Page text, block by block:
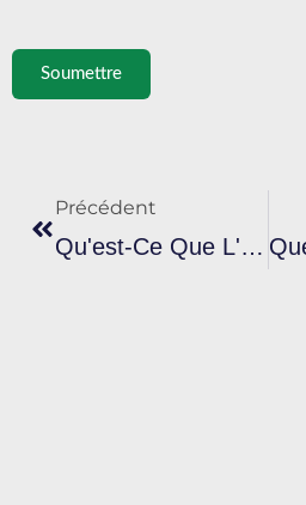
Soumettre
Précédent
Qu'est-Ce Que L'encre De Sérigraphie Plastisol Réfléchissante Et Comment Fonctionne-T-Elle ?